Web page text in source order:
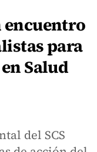
encuentro
para
Salud
del SCS